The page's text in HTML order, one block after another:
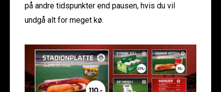
på andre tidspunkter end pausen, hvis du vil
undgå alt for meget kø.